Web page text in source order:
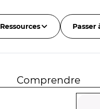
Ressources Passer
Comprendre